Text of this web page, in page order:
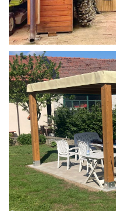
STRUTTURA IN LARICE
PERGOLA